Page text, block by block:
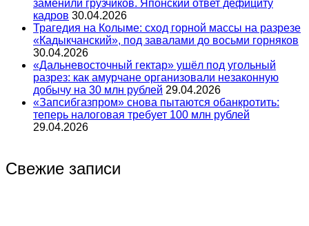
заменили грузчиков. Японский ответ дефициту
кадров 30.04.2026
Трагедия на Колыме: сход горной массы на разрезе
«Кадыкчанский», под завалами до восьми горняков
30.04.2026
«Дальневосточный гектар» ушёл под угольный
разрез: как амурчане организовали незаконную
добычу на 30 млн рублей 29.04.2026
«Запсибгазпром» снова пытаются обанкротить:
теперь налоговая требует 100 млн рублей
29.04.2026
Свежие записи